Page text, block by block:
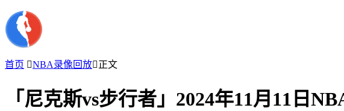
首页 NBA录像回放正文
「尼克斯vs步行者」2024年11月11日